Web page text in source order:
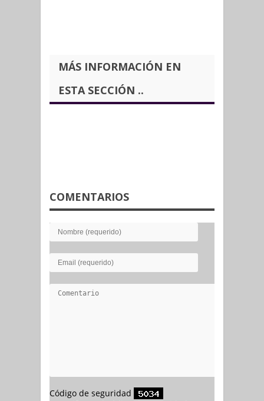
MÁS INFORMACIÓN EN
ESTA SECCIÓN ..
COMENTARIOS